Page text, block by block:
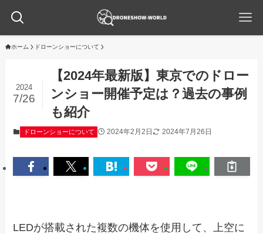
ホーム ドローンショーについて
【2024年最新版】東京でのドロー
ンショー開催予定は？過去の事例
も紹介
2024
7/26
ドローンショーについて 2024年2月2日 2024年7月26日
LEDが搭載された複数の機体を使用して、上空に